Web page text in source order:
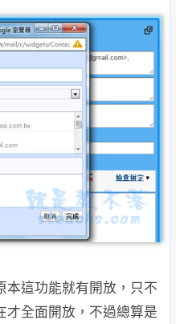
本這功能就有開放，只不
才全面開放，不過總算是